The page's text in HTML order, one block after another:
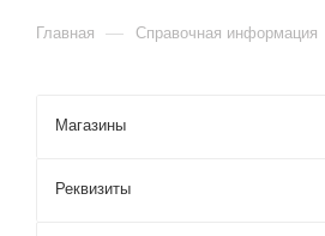
Главная — Справочная информация
Магазины
Реквизиты